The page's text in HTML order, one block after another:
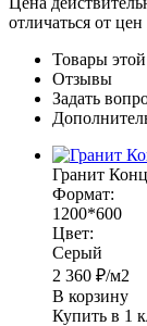
отличаться от
Товары
Отзывы
Задать
Гранит
Формат:
1200*600
Цвет:
Серый
2 360 ₽/м2
В корзину
Купить в 1